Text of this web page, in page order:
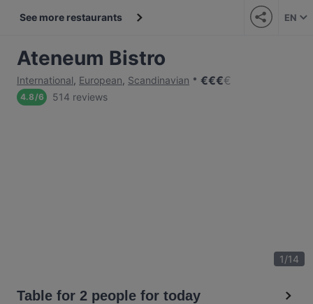
See more restaurants EN
Ateneum Bistro
International, European, Scandinavian €€€€
4.8/6 514 reviews
1/14
Table for 2 people for today